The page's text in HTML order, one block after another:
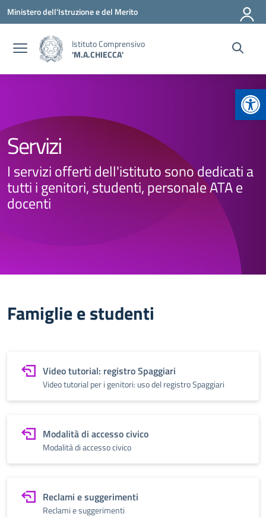
Vai ai contenuti
Vai al menu di navigazione
Vai al footer
Ministero dell'Istruzione e del Merito
Istituto Comprensivo
'M.A.CHIECCA'
Servizi
I servizi offerti dell'istituto sono dedicati a
tutti i genitori, studenti, personale ATA e
docenti
Famiglie e studenti
Video tutorial: registro Spaggiari
Video tutorial per i genitori: uso del registro Spaggiari
Modalità di accesso civico
Modalità di accesso civico
Reclami e suggerimenti
Reclami e suggerimenti